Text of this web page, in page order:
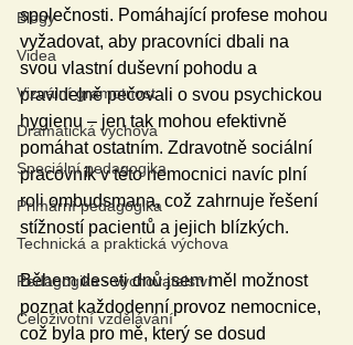
Blogy
Videa
Vizuální gramotnost
Dramatická výchova
Speciální pedagogika
Primární pedagogika
Technická a praktická výchova
Pedagogika - vychovatelství
Celoživotní vzdělávání
společnosti. Pomáhající profese mohou
vyžadovat, aby pracovníci dbali na
svou vlastní duševní pohodu a
pravidelně pečovali o svou psychickou
hygienu – jen tak mohou efektivně
pomáhat ostatním. Zdravotně sociální
pracovník v této nemocnici navíc plní
roli ombudsmana, což zahrnuje řešení
stížností pacientů a jejich blízkých.
Během deseti dnů jsem měl možnost
poznat každodenní provoz nemocnice,
což byla pro mě, který se dosud